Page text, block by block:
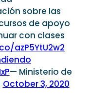
sobre las
de apoyo
con clases
azP5YtU2w2
— Ministerio de
October 3, 2020